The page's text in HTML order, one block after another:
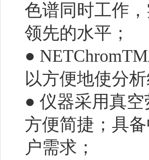
色谱同时工作
领先的水平；
●
以方便地使分
● 仪器采用真
方便简捷；具
户需求；